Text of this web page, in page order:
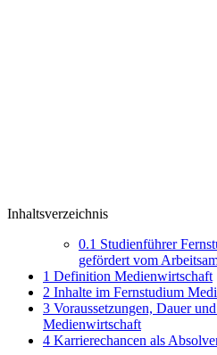
Inhaltsverzeichnis
0.1 Studienführer
gefördert vom
1 Definition Medienwirtschaft
2 Inhalte im Fernstudium
3 Voraussetzungen, Dauer
Medienwirtschaft
4 Karrierechancen als